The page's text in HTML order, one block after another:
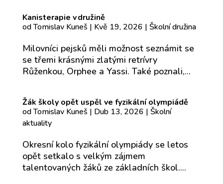
Kanisterapie v družině
odTomislav Kuneš | Kvě 19, 2026 | Školní družina
Milovníci pejsků měli možnost seznámit se
se třemi krásnými zlatými retrívry
Růženkou, Orphee a Yassi. Také poznali,...
Žák školy opět uspěl ve fyzikální olympiádě
odTomislav Kuneš | Dub 13, 2026 | Školní
aktuality
Okresní kolo fyzikální olympiády se letos
opět setkalo s velkým zájmem
talentovaných žáků ze základních škol....